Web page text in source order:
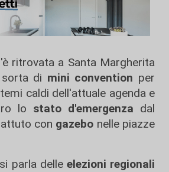
ritrovata a Santa Margherita
di mini convention per
caldi dell'attuale agenda e
lo stato d'emergenza dal
con gazebo nelle piazze
parla delle elezioni regionali